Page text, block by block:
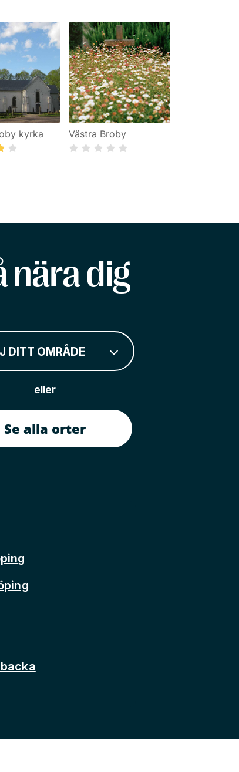
kyrka Västra Broby
nära dig
DITT OMRÅDE
eller
Se alla orter